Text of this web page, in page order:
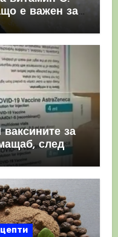
е важен за
за
след